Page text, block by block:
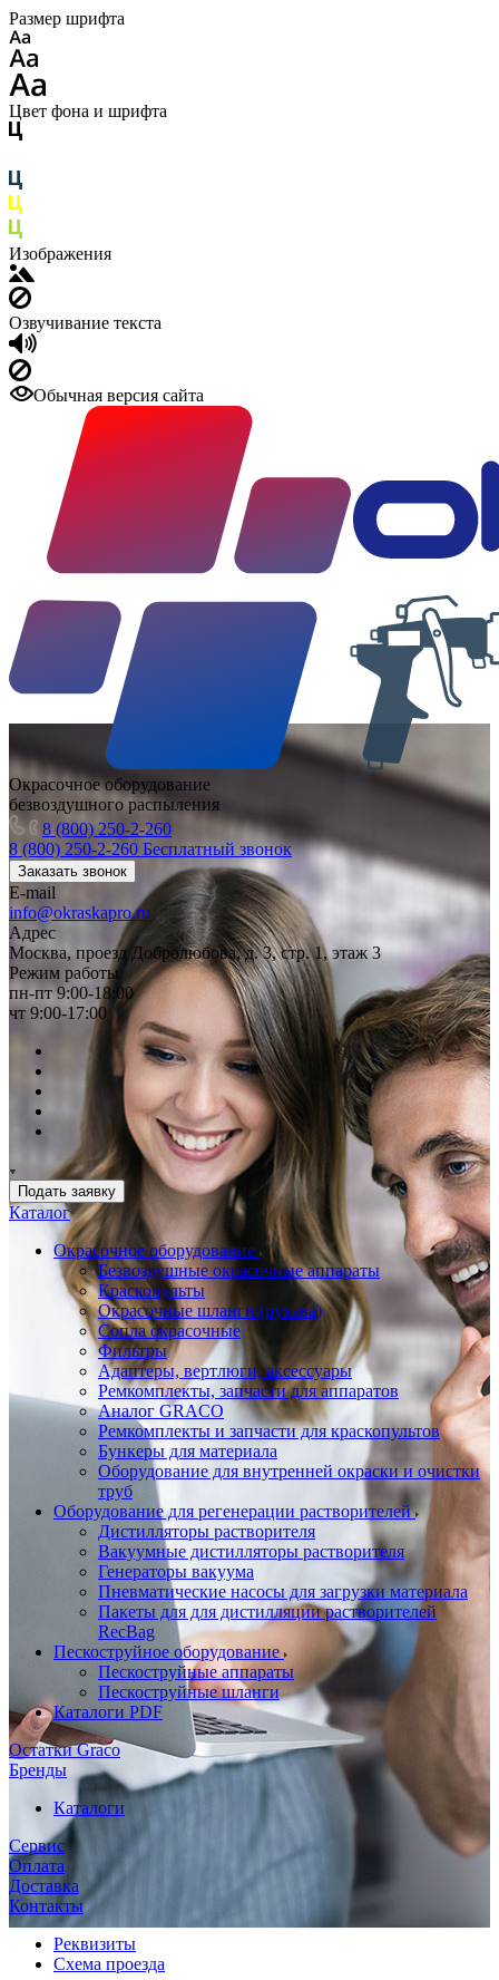
Размер шрифта
Цвет фона и шрифта
Изображения
Озвучивание текста
Обычная версия сайта
Окрасочное оборудование
безвоздушного распыления
8 (800) 250-2-260
8 (800) 250-2-260 Бесплатный звонок
Заказать звонок
E-mail
info@okraskapro.ru
Адрес
Москва, проезд Добролюбова, д. 3, стр. 1, этаж 3
Режим работы
пн-пт 9:00-18:00
чт 9:00-17:00
Подать заявку
Каталог
Окрасочное оборудование
Безвоздушные окрасочные аппараты
Краскопульты
Окрасочные шланги (рукава)
Сопла окрасочные
Фильтры
Адаптеры, вертлюги, аксессуары
Ремкомплекты, запчасти для аппаратов
Аналог GRACO
Ремкомплекты и запчасти для краскопультов
Бункеры для материала
Оборудование для внутренней окраски и очистки
труб
Оборудование для регенерации растворителей
Дистилляторы растворителя
Вакуумные дистилляторы растворителя
Генераторы вакуума
Пневматические насосы для загрузки материала
Пакеты для для дистилляции растворителей
RecBag
Пескоструйное оборудование
Пескоструйные аппараты
Пескоструйные шланги
Каталоги PDF
Остатки Graco
Бренды
Каталоги
Сервис
Оплата
Доставка
Контакты
Реквизиты
Схема проезда